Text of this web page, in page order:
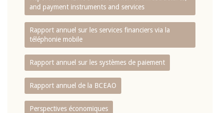
and payment instruments and services
Rapport annuel sur les services financiers via la
téléphonie mobile
Rapport annuel sur les systèmes de paiement
Rapport annuel de la BCEAO
Perspectives économiques